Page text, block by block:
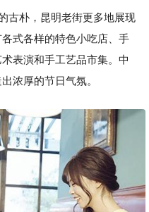
朴，昆明老街更多地展现
式各样的特色小吃店、手
表演和手工艺品市集。中
浓厚的节日气氛。